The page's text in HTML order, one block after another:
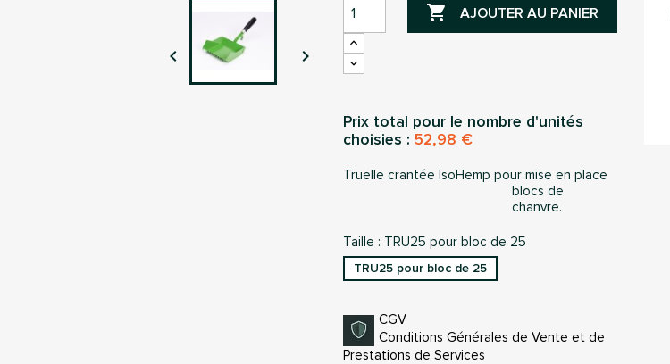
 
 AJOUTER AU PANIER
Prix total pour le nombre d'unités
choisies : 52,98 €
Truelle crantée IsoHemp pour mise en place
blocs de
chanvre.
Taille : TRU25 pour bloc de 25
TRU25 pour bloc de 25
CGV
Conditions Générales de Vente et de
Prestations de Services